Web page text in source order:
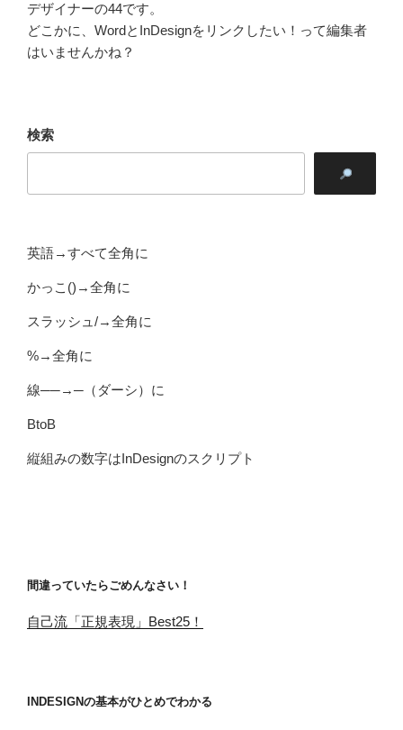
デザイナーの44です。
どこかに、WordとInDesignをリンクしたい！って編集者
はいませんかね？
検索
英語→すべて全角に
かっこ()→全角に
スラッシュ/→全角に
%→全角に
線──→─（ダーシ）に
BtoB
縦組みの数字はInDesignのスクリプト
間違っていたらごめんなさい！
自己流「正規表現」Best25！
INDESIGNの基本がひとめでわかる